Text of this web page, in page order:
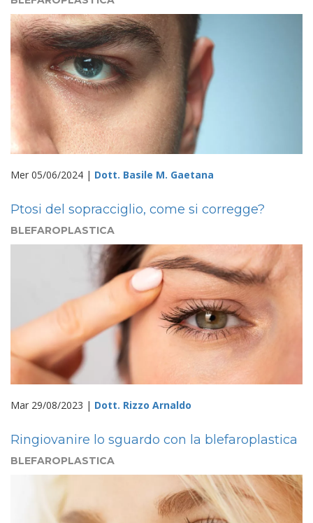
Mer 05/06/2024 | Dott. Basile M. Gaetana
Ptosi del sopracciglio, come si corregge?
BLEFAROPLASTICA
Mar 29/08/2023 | Dott. Rizzo Arnaldo
Ringiovanire lo sguardo con la blefaroplastica
BLEFAROPLASTICA